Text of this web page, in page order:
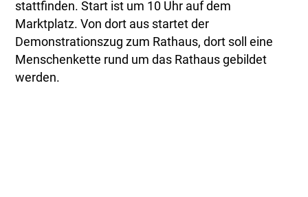
stattfinden. Start ist um 10 Uhr auf dem
Marktplatz. Von dort aus startet der
Demonstrationszug zum Rathaus, dort soll eine
Menschenkette rund um das Rathaus gebildet
werden.